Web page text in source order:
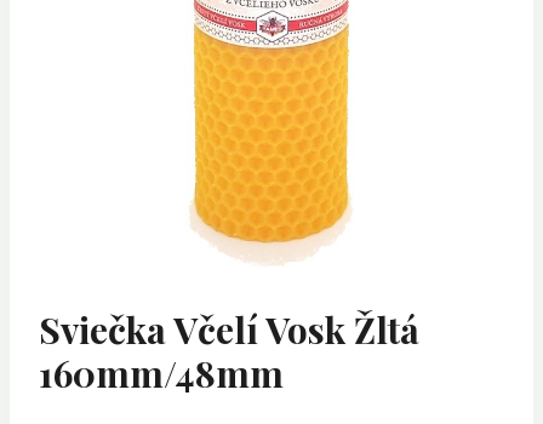
Sviečka Včelí Vosk Žltá
160mm/48mm